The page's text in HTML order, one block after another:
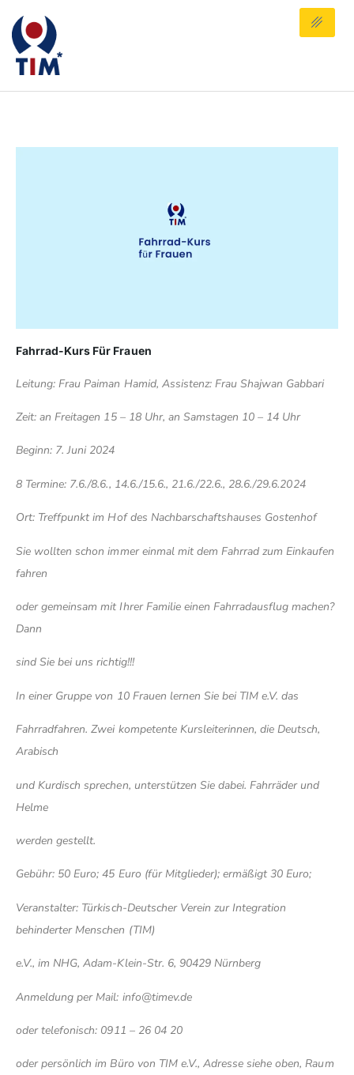
Fahrrad-Kurs Für Frauen
Leitung: Frau Paiman Hamid, Assistenz: Frau Shajwan Gabbari
Zeit: an Freitagen 15 – 18 Uhr, an Samstagen 10 – 14 Uhr
Beginn: 7. Juni 2024
8 Termine: 7.6./8.6., 14.6./15.6., 21.6./22.6., 28.6./29.6.2024
Ort: Treffpunkt im Hof des Nachbarschaftshauses Gostenhof
Sie wollten schon immer einmal mit dem Fahrrad zum Einkaufen
fahren
oder gemeinsam mit Ihrer Familie einen Fahrradausflug machen?
Dann
sind Sie bei uns richtig!!!
In einer Gruppe von 10 Frauen lernen Sie bei TIM e.V. das
Fahrradfahren. Zwei kompetente Kursleiterinnen, die Deutsch,
Arabisch
und Kurdisch sprechen, unterstützen Sie dabei. Fahrräder und
Helme
werden gestellt.
Gebühr: 50 Euro; 45 Euro (für Mitglieder); ermäßigt 30 Euro;
Veranstalter: Türkisch-Deutscher Verein zur Integration
behinderter Menschen (TIM)
e.V., im NHG, Adam-Klein-Str. 6, 90429 Nürnberg
Anmeldung per Mail: info@timev.de
oder telefonisch: 0911 – 26 04 20
oder persönlich im Büro von TIM e.V., Adresse siehe oben, Raum